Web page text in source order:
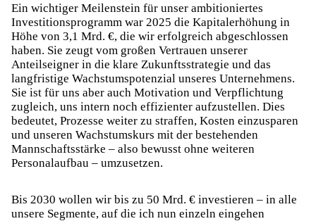
Ein wichtiger Meilenstein für unser ambitioniertes
Investitionsprogramm war 2025 die Kapitalerhöhung in
Höhe von 3,1 Mrd. €, die wir erfolgreich abgeschlossen
haben. Sie zeugt vom großen Vertrauen unserer
Anteilseigner in die klare Zukunftsstrategie und das
langfristige Wachstumspotenzial unseres Unternehmens.
Sie ist für uns aber auch Motivation und Verpflichtung
zugleich, uns intern noch effizienter aufzustellen. Dies
bedeutet, Prozesse weiter zu straffen, Kosten einzusparen
und unseren Wachstumskurs mit der bestehenden
Mannschaftsstärke – also bewusst ohne weiteren
Personalaufbau – umzusetzen.
Bis 2030 wollen wir bis zu 50 Mrd. € investieren – in alle
unsere Segmente, auf die ich nun einzeln eingehen